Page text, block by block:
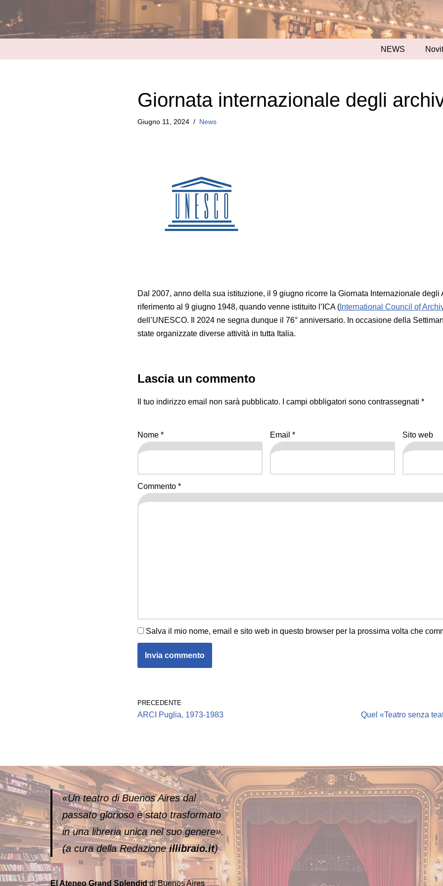
NEWS
Giornata internazionale degli
Giugno 11, 2024 News
Dal 2007, anno della sua istituzione, il 9 giugno ricorre la Giornata Internazionale degli
riferimento al 9 giugno 1948, quando venne istituito l’ICA (International Council of
dell’UNESCO. Il 2024 ne segna dunque il 76° anniversario. In occasione della
state organizzate diverse attività in tutta Italia.
Lascia un commento
Il tuo indirizzo email non sarà pubblicato. I campi obbligatori sono contrassegnati *
Nome * Email * Sito web
Commento *
Salva il mio nome, email e sito web in questo browser per la prossima volta che
PRECEDENTE
ARCI Puglia, 1973-1983 Quel «Teatro senza
«Un teatro di Buenos Aires dal
passato glorioso è stato trasformato
in una libreria unica nel suo genere».
(a cura della Redazione illibraio.it)
El Ateneo Grand Splendiddi Buenos Aires